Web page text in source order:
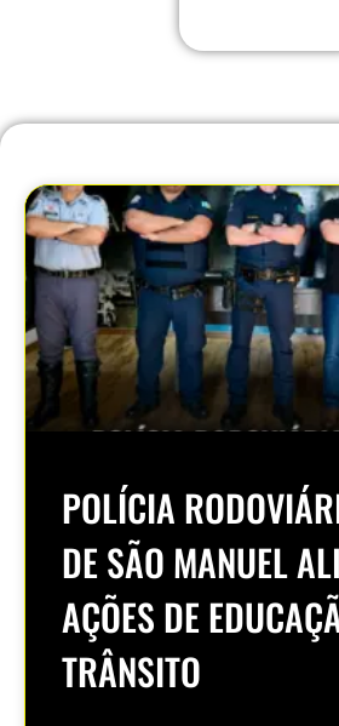
POLÍCIA
DE SÃO MANUEL
AÇÕES DE
TRÂNSITO